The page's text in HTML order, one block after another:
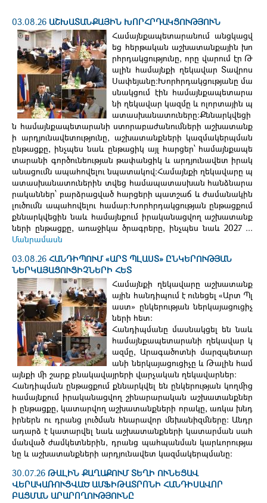
03.08.26 ԱՇԽԱՏԱՆՔԱՅԻՆ ԽՈՐՀՐԴԱԿՑՈՒԹՅՈՒՆ
Համայնքապետարանում անցկացվ
եց հերթական աշխատանքային խո
րհրդակցությունը, որը վարում էր Թ
ալին համայնքի ղեկավար Տավրոս
Սափեյանը։Խորհրդակցությանը մա
սնակցում էին համայնքապետարա
նի ղեկավար կազմը և ոլորտային պ
ատասխանատուները։Քննարկվեցի
ն համայնքապետարանի ստորաբաժանումների աշխատանք
ի արդյունավետությունը, աշխատանքների կազմակերպման
ընթացքը, ինչպես նաև ընթացիկ այլ հարցեր՝ համայնքապե
տարանի գործունեության թափանցիկ և արդյունավետ իրակ
անացումն ապահովելու նպատակով։Համայնքի ղեկավարը պ
ատասխանատուներին տվեց համապատասխան հանձնարա
րականներ՝ բարձրացված հարցերի պատշաճ և ժամանակին
լուծումն ապահովելու համար։Խորհրդակցության ընթացքում
քննարկվեցին նաև համայնքում իրականացվող աշխատանք
ների ընթացքը, առաջիկա ծրագրերը, ինչպես նաև 2027 ...
Մանրամասն
03.08.26ՀԱՆԴԻՊՈՒՄ «ԱՐՏ ՊԼԱՍՏ» ԸՆԿԵՐՈՒԹՅԱՆ
ՆԵՐԿԱՅԱՑՈՒՑԻՉՆԵՐԻ ՀԵՏ
Համայնքի ղեկավարը աշխատանք
ային հանդիպում է ունեցել «Արտ Պլ
աստ» ընկերության ներկայացուցիչ
ների հետ։
Հանդիպմանը մասնակցել են նաև
համայնքապետարանի ղեկավար կ
ազմը, Արագածոտնի մարզպետար
անի ներկայացուցիչը և Թալին համ
այնքի մի շարք բնակավայրերի վարչական ղեկավարներ։
Հանդիպման ընթացքում քննարկվել են ընկերության կողմից
համայնքում իրականացվող շինարարական աշխատանքներ
ի ընթացքը, կատարվող աշխատանքների որակը, առկա խնդ
իրներն ու դրանց լուծման հնարավոր մեխանիզմները։ Անդր
ադարձ է կատարվել նաև աշխատանքների կատարման սահ
մանված ժամկետներին, դրանց պահպանման կարևորությա
նը և աշխատանքների արդյունավետ կազմակերպմանը։
30.07.26 ԹԱԼԻՆ ՔԱՂԱՔՈՒՄ ՏԵՂԻ ՈՒՆԵՑԱՎ
ՎԵՐԱԿԱՌՈՒՑՎԱԾ ԱՄՖԻԹԱՏՐՈՆԻ ՀԱՆԴԻՍԱՎՈՐ
ԲԱՑՄԱՆ ԱՐԱՐՈՂՈՒԹՅՈՒՆԸ